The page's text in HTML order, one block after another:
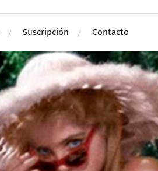
Suscripción Contacto